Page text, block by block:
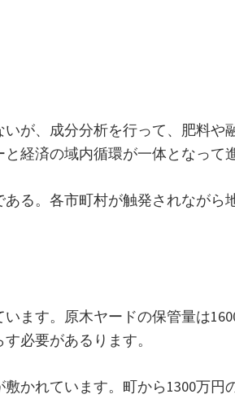
が、成分分析を行って、肥料や
経済の域内循環が一体となって
る。各市町村が触発されながら
ます。原木ヤードの保管量は
必要があるります。
かれています。町から1300万円